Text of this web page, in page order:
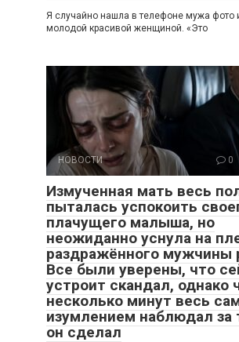
Я случайно нашла в телефоне мужа фото
молодой красивой женщиной. «Это
НОВОСТИ 0
Измученная мать весь
пыталась успокоить
плачущего малыша, но
неожиданно уснула на
раздражённого мужчины
Все были уверены, что
устроит скандал, однако
несколько минут весь
изумлением наблюдал за
он сделал